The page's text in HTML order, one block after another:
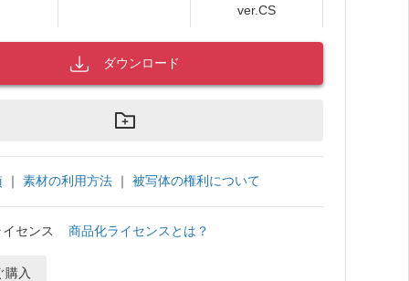
ver.CS
ダウンロード
｜ 素材の利用方法 ｜ 被写体の権利について
センス 商品化ライセンスとは？
購入